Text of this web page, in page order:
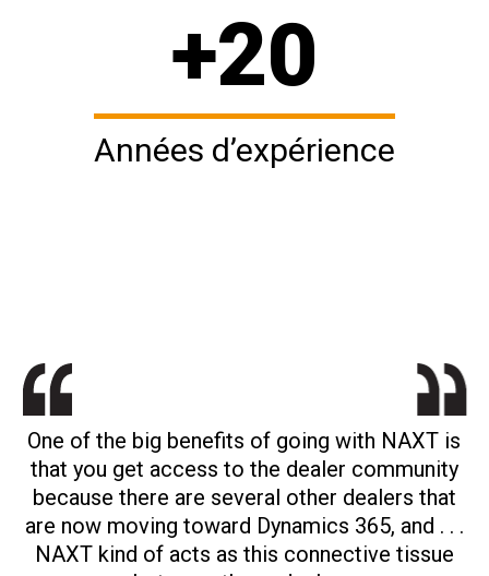
+20
Années d’expérience
One of the big benefits of going with NAXT is
that you get access to the dealer community
because there are several other dealers that
are now moving toward Dynamics 365, and . . .
NAXT kind of acts as this connective tissue
I think it’s fair to say that we still have a touch
of silos that’s there, but this solution (NAXT)
has maybe made us more aware of them.
We were looking for a more modern
landscape, easier to adapt to, but also more
flexible in this ever-changing and fast-
changing world so that we could keep pace
with what’s happening around us.